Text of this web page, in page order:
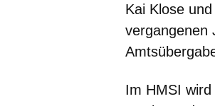
Kai Klose
vergangenen
Im HMSI